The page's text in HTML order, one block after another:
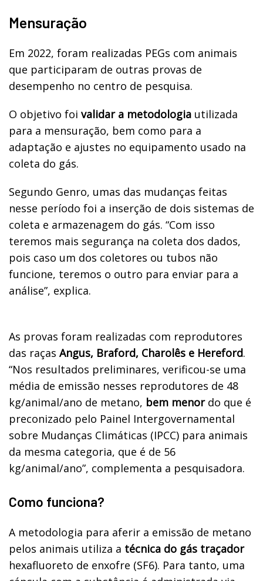
Mensuração
Em 2022, foram realizadas PEGs com animais
que participaram de outras provas de
desempenho no centro de pesquisa.
O objetivo foi validar a metodologia utilizada
para a mensuração, bem como para a
adaptação e ajustes no equipamento usado na
coleta do gás.
Segundo Genro, umas das mudanças feitas
nesse período foi a inserção de dois sistemas de
coleta e armazenagem do gás. “Com isso
teremos mais segurança na coleta dos dados,
pois caso um dos coletores ou tubos não
funcione, teremos o outro para enviar para a
análise”, explica.
As provas foram realizadas com reprodutores
das raças Angus, Braford, Charolês e Hereford.
“Nos resultados preliminares, verificou-se uma
média de emissão nesses reprodutores de 48
kg/animal/ano de metano, bem menor do que é
preconizado pelo Painel Intergovernamental
sobre Mudanças Climáticas (IPCC) para animais
da mesma categoria, que é de 56
kg/animal/ano”, complementa a pesquisadora.
Como funciona?
A metodologia para aferir a emissão de metano
pelos animais utiliza a técnica do gás traçador
hexafluoreto de enxofre (SF6). Para tanto, uma